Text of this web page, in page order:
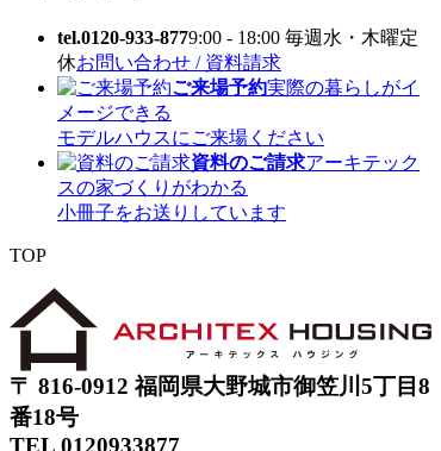
tel.0120-933-8779:00 - 18:00 毎週水・木曜定
休お問い合わせ / 資料請求
ご来場予約実際の暮らしがイ
メージできる
モデルハウスにご来場ください
資料のご請求アーキテック
スの家づくりがわかる
小冊子をお送りしています
TOP
〒 816-0912 福岡県大野城市御笠川5丁目8
番18号
TEL 0120933877